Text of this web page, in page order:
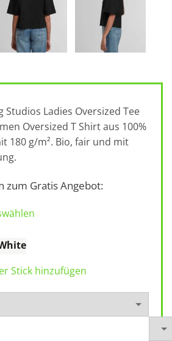
Studios Ladies Oversized Tee
Oversized T Shirt aus 100%
180 g/m². Bio, fair und mit
zum Gratis Angebot:
Stick hinzufügen